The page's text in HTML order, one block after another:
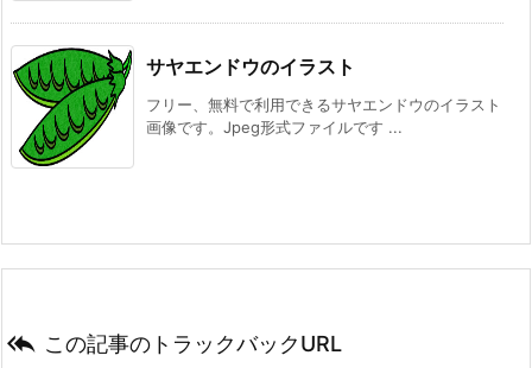
サヤエンドウのイラスト
フリー、無料で利用できるサヤエンドウのイラスト
画像です。Jpeg形式ファイルです ...
 この記事のトラックバックURL